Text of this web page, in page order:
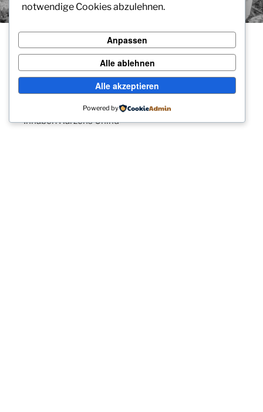
HIER ENTSTEHT EINE NEUE SEITE
Möchtest du in der Zwischenzeit etwas Spenden,
darfst du das gerne hier machen:
CH39 0077 9000 2701 0910 0
Inhaber: Härzens Chind
notwendige Cookies abzulehnen.
Anpassen
Alle ablehnen
Alle akzeptieren
Powered by